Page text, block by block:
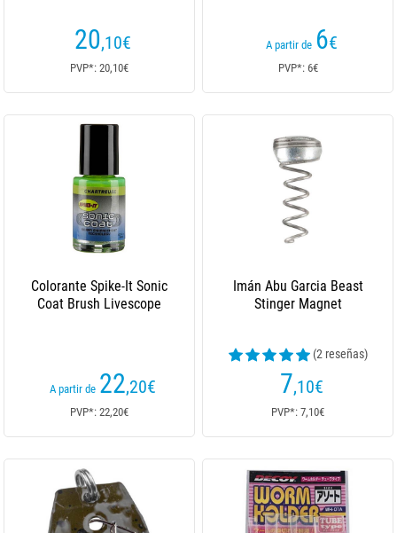
20,10€
PVP*: 20,10€
A partir de 6€
PVP*: 6€
Colorante Spike-It Sonic
Coat Brush Livescope
A partir de 22,20€
PVP*: 22,20€
Imán Abu Garcia Beast
Stinger Magnet
(2 reseñas)
7,10€
PVP*: 7,10€